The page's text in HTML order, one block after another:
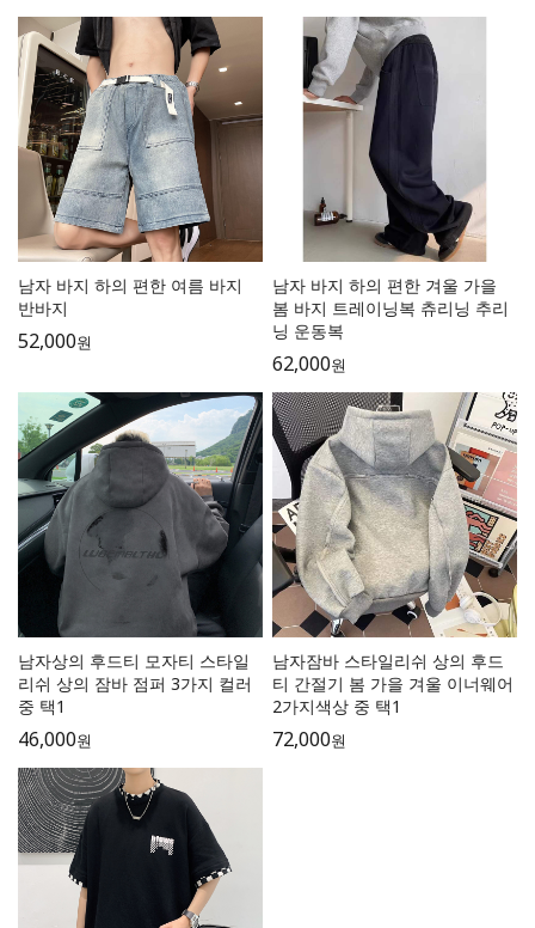
남자 바지 하의 편한 여름 바지
반바지
52,000원
남자 바지 하의 편한 겨울 가을
봄 바지 트레이닝복 츄리닝 추리
닝 운동복
62,000원
남자상의 후드티 모자티 스타일
리쉬 상의 잠바 점퍼 3가지 컬러
중 택1
46,000원
남자잠바 스타일리쉬 상의 후드
티 간절기 봄 가을 겨울 이너웨어
2가지색상 중 택1
72,000원